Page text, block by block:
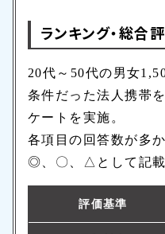
ランキング・総合
20代～50代の男女
条件だった法人携帯
ケートを実施。
各項目の回答数が多
◎、〇、△として記載
評価基準